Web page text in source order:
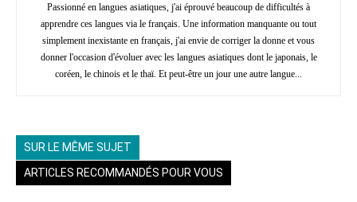
Passionné en langues asiatiques, j'ai éprouvé beaucoup de difficultés à
apprendre ces langues via le français. Une information manquante ou tout
simplement inexistante en français, j'ai envie de corriger la donne et vous
donner l'occasion d'évoluer avec les langues asiatiques dont le japonais, le
coréen, le chinois et le thaï. Et peut-être un jour une autre langue...
SUR LE MÊME SUJET
ARTICLES RECOMMANDÉS POUR VOUS